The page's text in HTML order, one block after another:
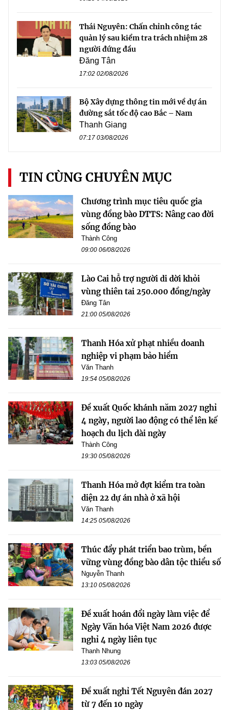
Thái Nguyên: Chấn chỉnh công tác
quản lý sau kiểm tra trách nhiệm 28
người đứng đầu
Đăng Tân
17:02 02/08/2026
Bộ Xây dựng thông tin mới về dự án
đường sắt tốc độ cao Bắc – Nam
Thanh Giang
07:17 03/08/2026
TIN CÙNG CHUYÊN MỤC
Chương trình mục tiêu quốc gia
vùng đồng bào DTTS: Nâng cao đời
sống đồng bào
Thành Công
09:00 06/08/2026
Lào Cai hỗ trợ người di dời khỏi
vùng thiên tai 250.000 đồng/ngày
Đăng Tân
21:00 05/08/2026
Thanh Hóa xử phạt nhiều doanh
nghiệp vi phạm bảo hiểm
Văn Thanh
19:54 05/08/2026
Đề xuất Quốc khánh năm 2027 nghỉ
4 ngày, người lao động có thể lên kế
hoạch du lịch dài ngày
Thành Công
19:30 05/08/2026
Thanh Hóa mở đợt kiểm tra toàn
diện 22 dự án nhà ở xã hội
Văn Thanh
14:25 05/08/2026
Thúc đẩy phát triển bao trùm, bền
vững vùng đồng bào dân tộc thiểu số
Nguyễn Thanh
13:10 05/08/2026
Đề xuất hoán đổi ngày làm việc để
Ngày Văn hóa Việt Nam 2026 được
nghỉ 4 ngày liên tục
Thanh Nhung
13:03 05/08/2026
Đề xuất nghỉ Tết Nguyên đán 2027
từ 7 đến 10 ngày